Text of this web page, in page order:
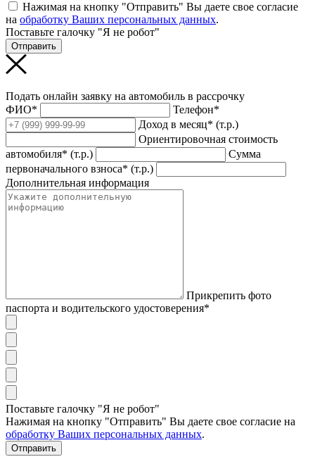
Нажимая на кнопку "Отправить" Вы даете свое согласие
на обработку Ваших персональных данных.
Поставьте галочку "Я не робот"
Отправить
Подать онлайн заявку на автомобиль в рассрочку
ФИО*
Телефон*
Доход в месяц* (т.р.)
Ориентировочная стоимость
автомобиля* (т.р.)
Сумма
первоначального взноса* (т.р.)
Дополнительная информация
Прикрепить фото
паспорта и водительского удостоверения*
Поставьте галочку "Я не робот"
Нажимая на кнопку "Отправить" Вы даете свое согласие на
обработку Ваших персональных данных.
Отправить